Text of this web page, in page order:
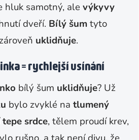
hluk samotný, ale výkyvy
dveří. Bílý šumtyto
uklidňuje.
= rychlejší usínání
bílý šum uklidňuje? Už
bylo zvyklé na tlumený
tepe srdce, tělem proudí krev,